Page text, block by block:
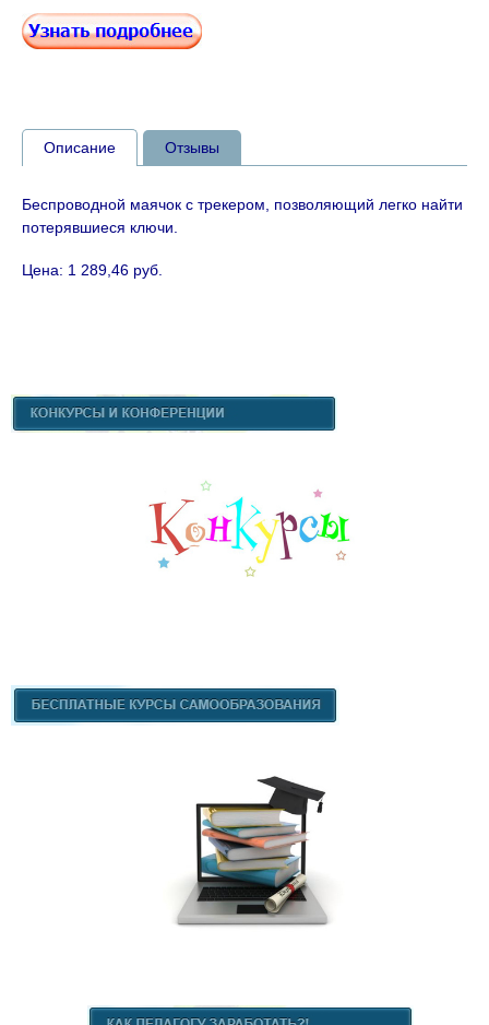
Описание Отзывы
Беспроводной маячок с трекером, позволяющий легко найти
потерявшиеся ключи.
Цена: 1 289,46 руб.